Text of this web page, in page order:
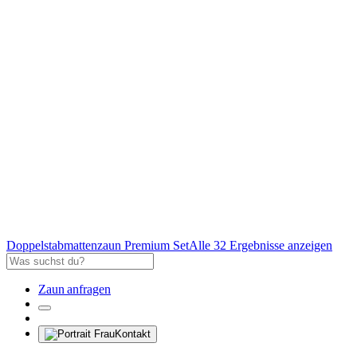
Doppelstabmattenzaun Premium SetAlle 32 Ergebnisse anzeigen
Zaun anfragen
Kontakt